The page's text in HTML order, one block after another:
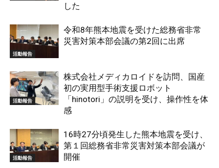
した
活動報告
令和8年熊本地震を受けた総務省非常
災害対策本部会議の第2回に出席
活動報告
株式会社メディカロイドを訪問、国産
初の実用型手術支援ロボット
「hinotori」の説明を受け、操作性を体
感
活動報告
16時27分頃発生した熊本地震を受け、
第１回総務省非常災害対策本部会議が
開催